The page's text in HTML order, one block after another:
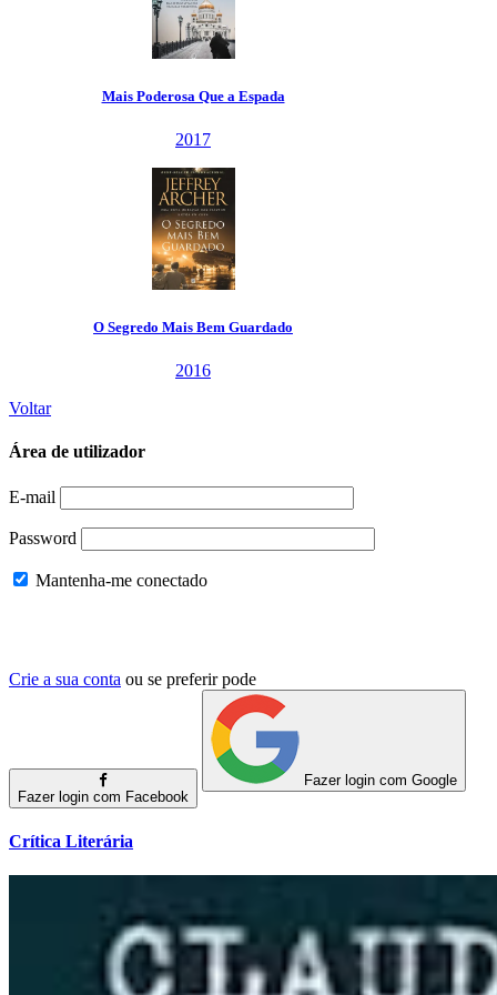
Voltar
Área de utilizador
E-mail
Password
Mantenha-me conectado
Crie a sua conta ou se preferir pode
Fazer login com Facebook
Fazer login com Google
Crítica Literária